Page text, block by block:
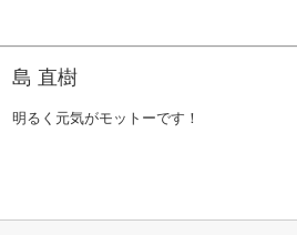
島 直樹
明るく元気がモットーです！